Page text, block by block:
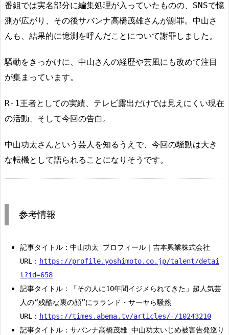
番組では実名部分に編集処理が入っていたものの、SNSで憶
測が広がり、その後サバンナ高橋茂雄さんが謝罪。中山さ
んも、結果的に憶測を呼んだことについて謝罪しました。
騒動をきっかけに、中山さんの経歴や芸風にも改めて注目
が集まっています。
R-1王者としての実績、テレビ露出だけでは見えにくい現在
の活動、そして今回の告白。
中山功太さんという芸人を知るうえで、今回の騒動は大き
な転機として語られることになりそうです。
参考情報
記事タイトル：中山功太 プロフィール｜吉本興業株式会社
URL： https://profile.yoshimoto.co.jp/talent/detai
l?id=658
記事タイトル：「その人に10年間イジメられてきた」超人気芸
人の“残酷な裏の顔”にラランド・サーヤら騒然
URL： https://times.abema.tv/articles/-/10243210
記事タイトル：サバンナ高橋茂雄 中山功太いじめ被害告発巡り